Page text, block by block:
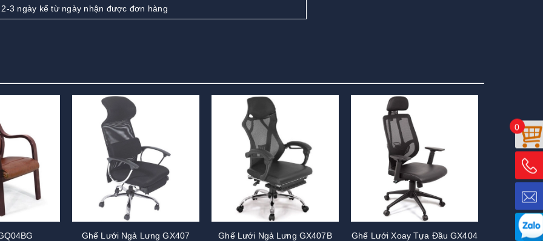
3 ngày kể từ ngày nhận được đơn hàng
Ghế Lưới Ngả Lưng GX407
Ghế Lưới Ngả Lưng GX407B
Ghế Lưới Xoay Tựa Đầu GX404
0